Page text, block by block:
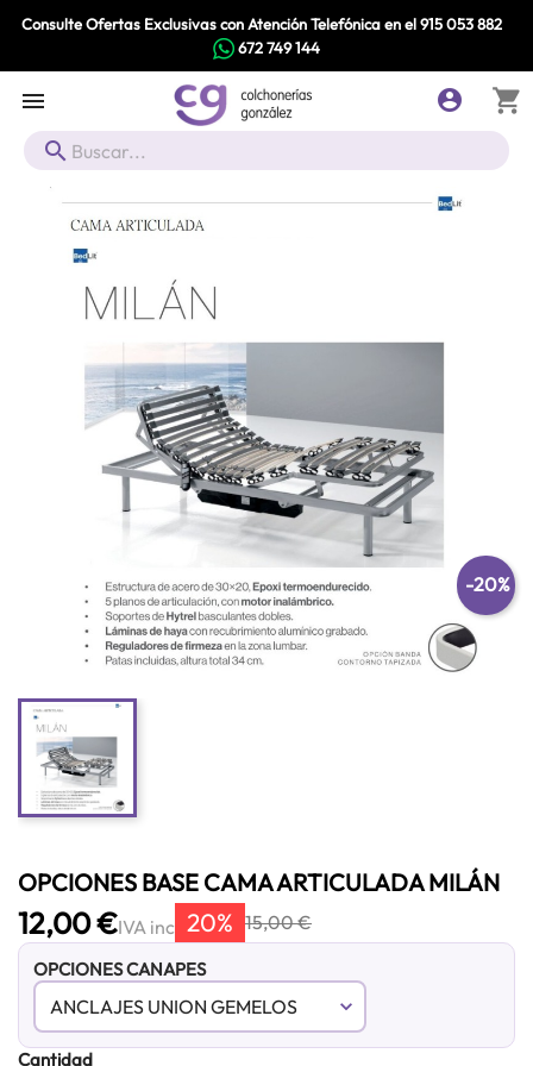
Consulte Ofertas Exclusivas con Atención Telefónica en el915 053 882
672 749 144
 shopping_cart


-20%
OPCIONES BASE CAMA ARTICULADA MILÁN
12,00 €IVA inc 20% 15,00 €
OPCIONES CANAPES
Cantidad